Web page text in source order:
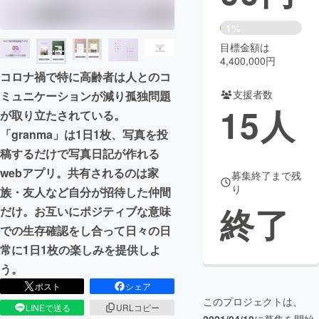
まちづくり・地域活性化
CAMPFIRE for Social Good
CAMPFIRE Creation
CAMPFIREふるさと納税machi-ya コミュニティ
コロナ禍で特に高齢者は人とのコ
ミュニケーションが減り孤独問題
が取り立たされている。
「granma」は1日1枚、写真を投
稿するだけで写真日記が作れる
webアプリ。共有されるのは家
族・友人など自分が招待した仲間
だけ。お互いにポジティブな意味
での生存確認をし合って日々の日
常に1日1枚の楽しみを提供しよ
う。
ポスト
シェア
LINEで送る
URLコピー
1%
目標金額は
4,400,000円
支援者数
15人
募集終了まで残
り
終了
このプロジェクトは、